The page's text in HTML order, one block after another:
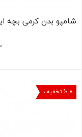
شامپو بدن کرمی
۸ % تخفیف